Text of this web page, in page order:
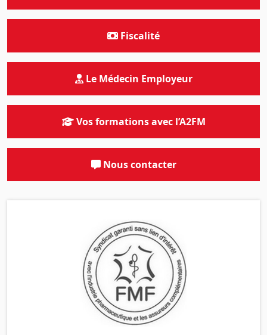
Fiscalité
Le Médecin Employeur
Vos formations avec l’A2FM
Nous contacter